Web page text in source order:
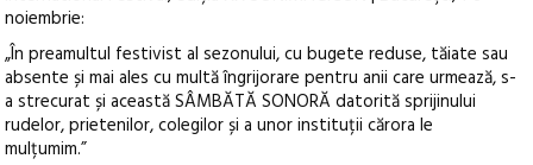
noiembrie:
„În preamultul festivist al sezonului, cu bugete reduse, tăiate sau
absente și mai ales cu multă îngrijorare pentru anii care urmează, s-
a strecurat și această SÂMBĂTĂ SONORĂ datorită sprijinului
rudelor, prietenilor, colegilor și a unor instituții cărora le
mulțumim.”